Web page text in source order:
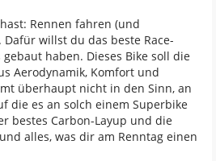
Rennen fahren (und
willst du das beste Race-
haben. Dieses Bike soll die
Aerodynamik, Komfort und
überhaupt nicht in den Sinn, an
die es an solch einem Superbike
bestes Carbon-Layup und die
alles, was dir am Renntag einen